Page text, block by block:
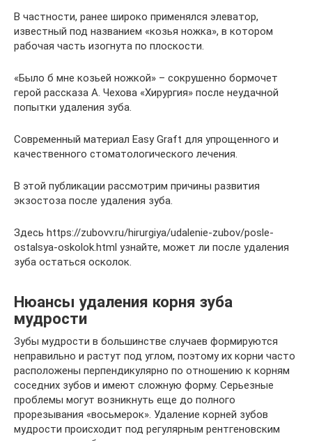
В частности, ранее широко применялся элеватор,
известный под названием «козья ножка», в котором
рабочая часть изогнута по плоскости.
«Было б мне козьей ножкой» – сокрушенно бормочет
герой рассказа А. Чехова «Хирургия» после неудачной
попытки удаления зуба.
Современный материал Easy Graft для упрощенного и
качественного стоматологического лечения.
В этой публикации рассмотрим причины развития
экзостоза после удаления зуба.
Здесь https://zubovv.ru/hirurgiya/udalenie-zubov/posle-
ostalsya-oskolok.html узнайте, может ли после удаления
зуба остаться осколок.
Нюансы удаления корня зуба
мудрости
Зубы мудрости в большинстве случаев формируются
неправильно и растут под углом, поэтому их корни часто
расположены перпендикулярно по отношению к корням
соседних зубов и имеют сложную форму. Серьезные
проблемы могут возникнуть еще до полного
прорезывания «восьмерок». Удаление корней зубов
мудрости происходит под регулярным рентгеновским